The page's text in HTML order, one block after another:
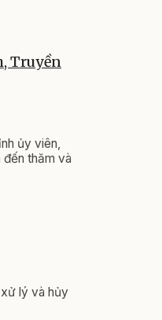
Truyền
ủy viên,
thăm và
lý và hủy